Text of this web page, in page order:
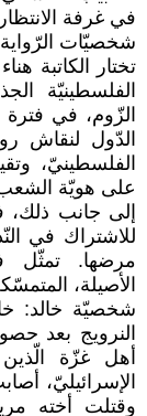
في غرفة
شخصيّات
تختار الكاتبة
الفلسطينيّة
الزّوم، في فترة
الدّول لنقاش
الفلسطينيّ،
على هويّة
إلى جانب
للاشتراك في
مرضها. تمثّل
الأصيلة،
شخصيّة خالد:
النرويج بعد
أهل غزّة
الإسرائيليّ،
وقتلت أخته